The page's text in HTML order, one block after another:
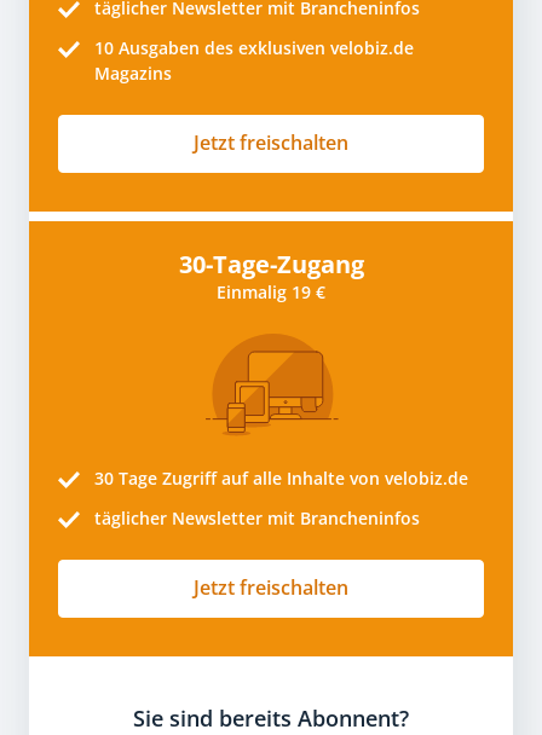
täglicher Newsletter mit Brancheninfos
10 Ausgaben des exklusiven velobiz.de
Magazins
Jetzt freischalten
30-Tage-Zugang
Einmalig 19 €
30 Tage Zugriff auf alle Inhalte von velobiz.de
täglicher Newsletter mit Brancheninfos
Jetzt freischalten
Sie sind bereits Abonnent?